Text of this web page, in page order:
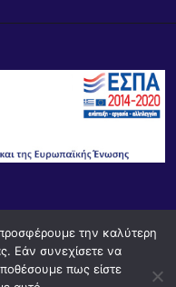
AE
την καλύτερη
Εάν συνεχίσετε να
πως είστε